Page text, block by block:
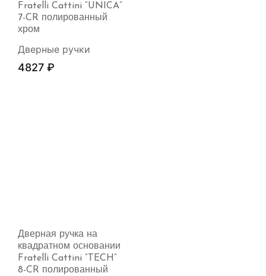
Fratelli Cattini “UNICA”
7-CR полированный
хром
Дверные ручки
4827 ₽
Дверная ручка на
квадратном основании
Fratelli Cattini “TECH”
8-CR полированный